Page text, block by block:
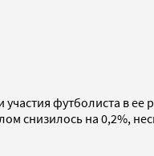
участия футболиста в
снизилось на 0,2%,